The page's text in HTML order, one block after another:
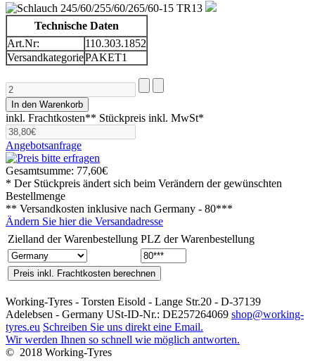
Technische Daten
Art.Nr:
110.303.1852
VersandkategoriePAKET1
inkl. Frachtkosten** Stückpreis inkl. MwSt*
Angebotsanfrage
Gesamtsumme: 77,60€
* Der Stückpreis ändert sich beim Verändern der gewünschten
Bestellmenge
** Versandkosten inklusive nach Germany - 80***
Ändern Sie hier die Versandadresse
Zielland der Warenbestellung PLZ der Warenbestellung
Working-Tyres - Torsten Eisold - Lange Str.20 - D-37139
Adelebsen - Germany USt-ID-Nr.: DE257264069 shop@working-
tyres.eu Schreiben Sie uns direkt eine Email.
Wir werden Ihnen so schnell wie möglich antworten.
© 2018 Working-Tyres